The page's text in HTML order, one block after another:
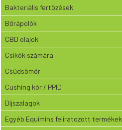
Bakteriális fertőzések
Bőrápolók
CBD olajok
Csikók számára
Csüdsömör
Cushing kór / PPID
Díjszalagok
Egyéb Equimins feliratozott termékek